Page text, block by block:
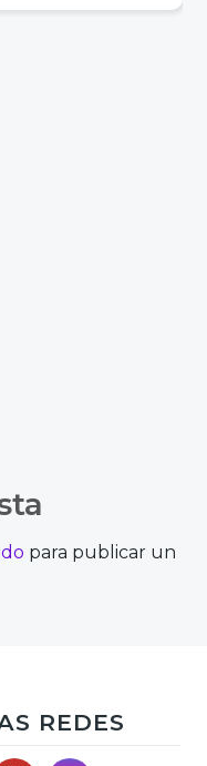
para publicar un
REDES